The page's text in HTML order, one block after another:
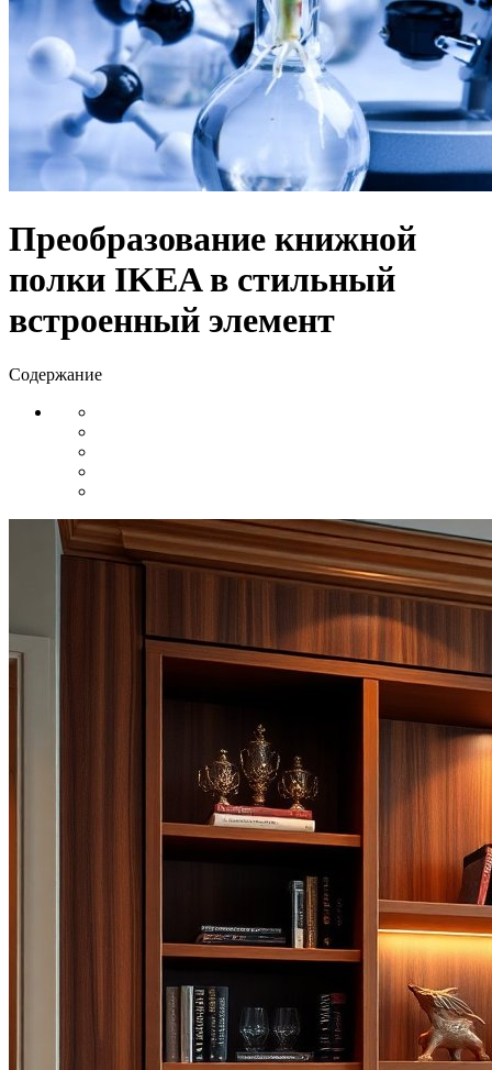
Преобразование книжной
полки IKEA в стильный
встроенный элемент
Содержание